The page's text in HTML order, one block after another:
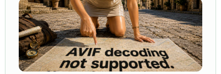
Reykjavík·173 km